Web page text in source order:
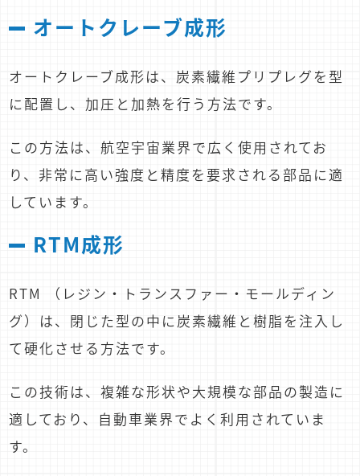
オートクレーブ成形
オートクレーブ成形は、炭素繊維プリプレグを型
に配置し、加圧と加熱を行う方法です。
この方法は、航空宇宙業界で広く使用されてお
り、非常に高い強度と精度を要求される部品に適
しています。
RTM成形
RTM （レジン・トランスファー・モールディン
グ）は、閉じた型の中に炭素繊維と樹脂を注入し
て硬化させる方法です。
この技術は、複雑な形状や大規模な部品の製造に
適しており、自動車業界でよく利用されていま
す。